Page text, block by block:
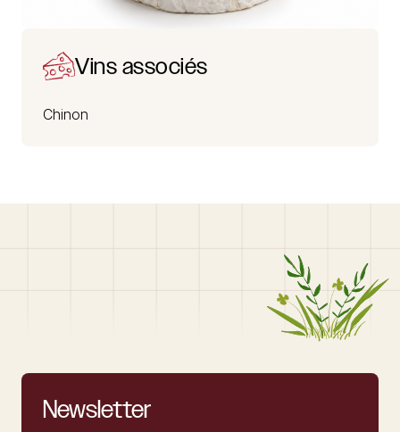
Vins associés
Chinon
Newsletter